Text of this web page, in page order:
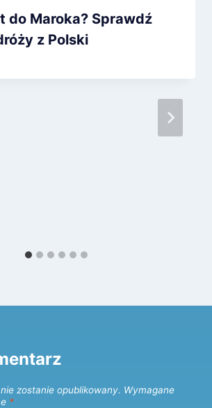
do Maroka? Sprawdź
z Polski
zostanie opublikowany. Wymagane
*